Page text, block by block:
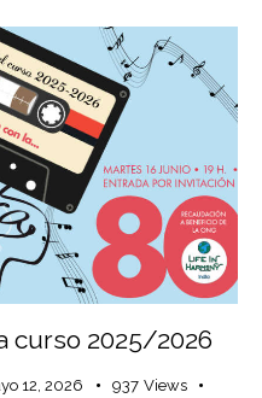
curso 2025/2026
12, 2026 937 Views